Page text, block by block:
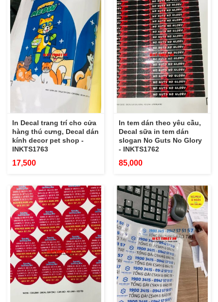
In Decal trang trí cho cửa
hàng thú cưng, Decal dán
kính decor pet shop -
INKTS1763
17,500
In tem dán theo yêu cầu,
Decal sữa in tem dán
slogan No Guts No Glory
- INKTS1762
85,000